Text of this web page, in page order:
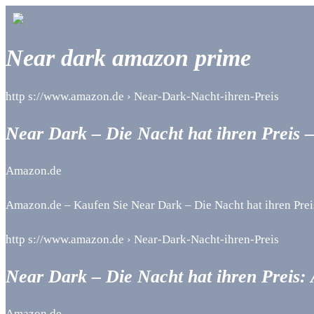
Near dark amazon prime
http s://www.amazon.de › Near-Dark-Nacht-ihren-Preis
Near Dark – Die Nacht hat ihren Preis
Amazon.de
Amazon.de – Kaufen Sie Near Dark – Die Nacht hat ihren
http s://www.amazon.de › Near-Dark-Nacht-ihren-Preis
Near Dark – Die Nacht hat ihren Preis: